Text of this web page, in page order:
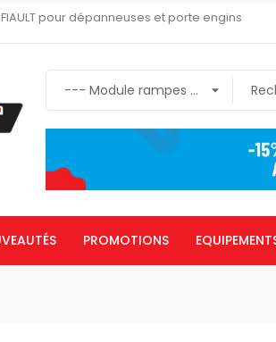
pour dépanneuses et porte engins
PROMOTIONS